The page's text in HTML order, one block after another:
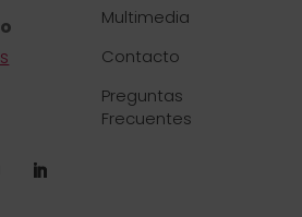
Multimedia
Contacto
Preguntas
Frecuentes